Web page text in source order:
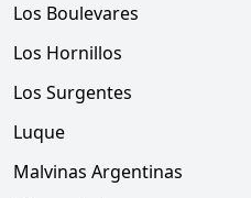
Los Boulevares
Los Hornillos
Los Surgentes
Luque
Malvinas Argentinas